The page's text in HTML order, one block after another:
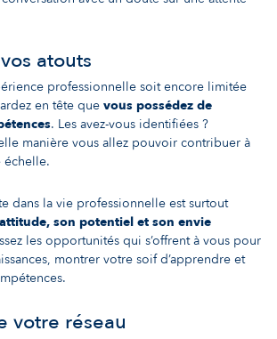
atouts
professionnelle soit encore limitée
en tête que vous possédez de
. Les avez-vous identifiées ?
manière vous allez pouvoir contribuer à
échelle.
dans la vie professionnelle est surtout
son potentiel et son envie
les opportunités qui s’offrent à vous pour
montrer votre soif d’apprendre et
votre réseau